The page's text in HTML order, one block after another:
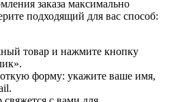
заказа максимально
подходящий для вас способ:
товар и нажмите кнопку
форму: укажите ваше имя,